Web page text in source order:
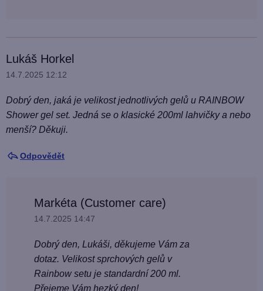
Lukáš Horkel
14.7.2025 12:12
Dobrý den, jaká je velikost jednotlivých gelů u RAINBOW
Shower gel set. Jedná se o klasické 200ml lahvičky a nebo
menší? Děkuji.
Odpovědět
Markéta (Customer care)
14.7.2025 14:47
Dobrý den, Lukáši, děkujeme Vám za
dotaz. Velikost sprchových gelů v
Rainbow setu je standardní 200 ml.
Přejeme Vám hezký den!